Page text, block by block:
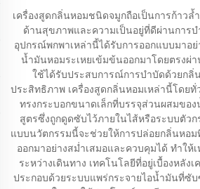
เครื่องสูดกลิ่นหอมชนิดจมูกถือเป็นการก้าวล้
ด้านสุขภาพและความเป็นอยู่ที่ดีผ่านการ
อุปกรณ์พกพาเหล่านี้ได้รับการออกแบบมาอ
น้ำมันหอมระเหยเข้มข้นออกมาโดยตรงผ่
ใช้ได้รับประสบการณ์การบำบัดด้วยกลิ่
ประสิทธิภาพ เครื่องสูดกลิ่นหอมเหล่านี้โดยทั่
ทรงกระบอกขนาดเล็กที่บรรจุส่วนผสมของ
สูตรซึ่งถูกดูดซับไว้ภายในไส้หรือระบบตัว
แบบนวัตกรรมนี้จะช่วยให้การปล่อยกลิ่นหอ
ออกมาอย่างสม่ำเสมอและควบคุมได้ ทำให้
ระหว่างเดินทาง เทคโนโลยีที่อยู่เบื้องหลัง
ประกอบด้วยระบบแพร่กระจายไอน้ำมันที่ซั